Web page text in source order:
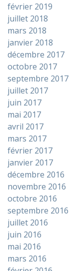
février 2019
juillet 2018
mars 2018
janvier 2018
décembre 2017
octobre 2017
septembre 2017
juillet 2017
juin 2017
mai 2017
avril 2017
mars 2017
février 2017
janvier 2017
décembre 2016
novembre 2016
octobre 2016
septembre 2016
juillet 2016
juin 2016
mai 2016
mars 2016